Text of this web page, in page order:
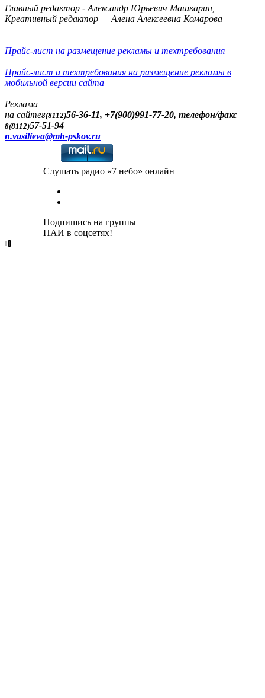
Главный редактор - Александр Юрьевич Машкарин,
Креативный редактор — Алена Алексеевна Комарова
Прайс-лист на размещение рекламы и техтребования
Прайс-лист и техтребования на размещение рекламы в
мобильной версии сайта
Реклама
на сайте8(8112)56-36-11, +7(900)991-77-20, телефон/факс
8(8112)57-51-94
n.vasilieva@mh-pskov.ru
Слушать радио «7 небо» онлайн
Подпишись на группы
ПАИ в соцсетях!